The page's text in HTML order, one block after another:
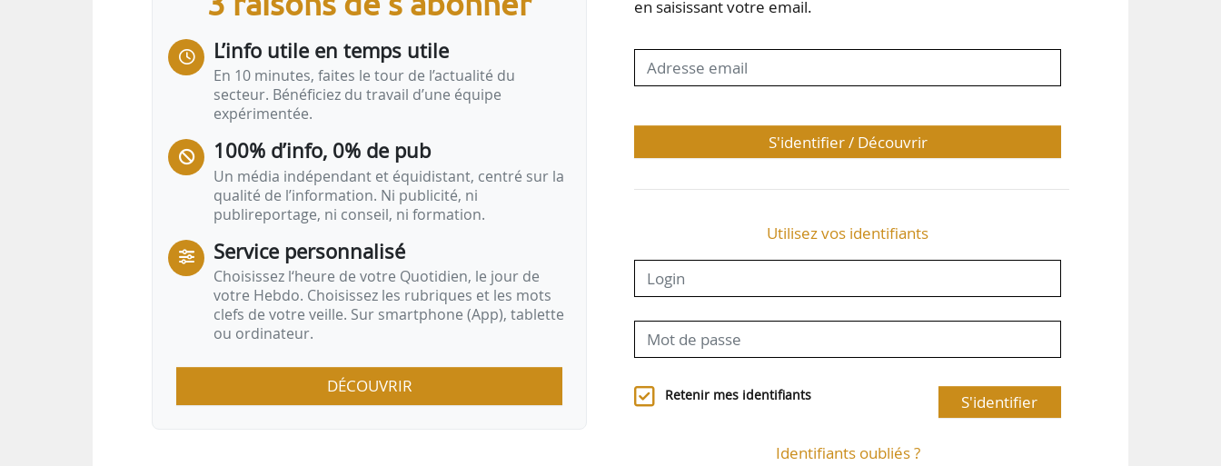
L’info utile en temps utile
En 10 minutes, faites le tour de l’actualité du
secteur. Bénéficiez du travail d’une équipe
expérimentée.
100% d’info, 0% de pub
Un média indépendant et équidistant, centré sur la
qualité de l’information. Ni publicité, ni
publireportage, ni conseil, ni formation.
Service personnalisé
Choisissez l‘heure de votre Quotidien, le jour de
votre Hebdo. Choisissez les rubriques et les mots
clefs de votre veille. Sur smartphone (App), tablette
ou ordinateur.
DÉCOUVRIR
en saisissant votre email.
S'identifier / Découvrir
Utilisez vos identifiants
Retenir mes identifiants S'identifier
Identifiants oubliés ?